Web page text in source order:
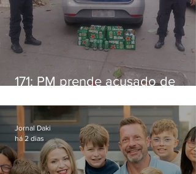
171: PM prende acusado de
Niterói
Jornal Daki
há 2 dias